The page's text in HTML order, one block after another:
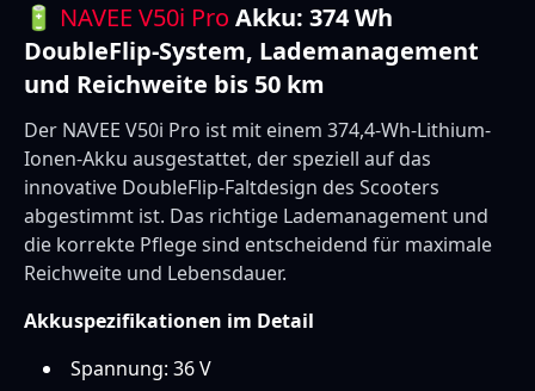
🔋 NAVEE V50i Pro Akku: 374 Wh
DoubleFlip-System, Lademanagement
und Reichweite bis 50 km
Der NAVEE V50i Pro ist mit einem 374,4-Wh-Lithium-
Ionen-Akku ausgestattet, der speziell auf das
innovative DoubleFlip-Faltdesign des Scooters
abgestimmt ist. Das richtige Lademanagement und
die korrekte Pflege sind entscheidend für maximale
Reichweite und Lebensdauer.
Akkuspezifikationen im Detail
Spannung: 36 V